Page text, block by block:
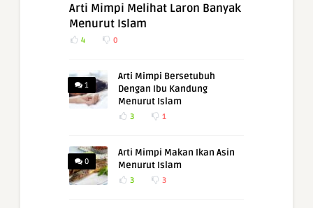
Arti Mimpi Melihat Laron Banyak
Menurut Islam
4 0
1
Arti Mimpi Bersetubuh
Dengan Ibu Kandung
Menurut Islam
3 1
0
Arti Mimpi Makan Ikan Asin
Menurut Islam
3 3